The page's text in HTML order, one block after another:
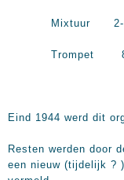
Mixtuur 2-
Trompet
Eind 1944 werd dit
Resten werden door
een nieuw (tijdelijk ?